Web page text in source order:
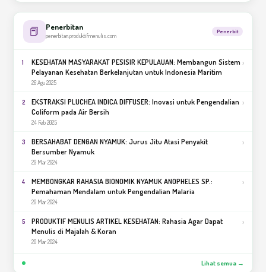
📕 Penerbitan
penerbitan.produktifmenulis.com
Penerbit
1
KESEHATAN MASYARAKAT PESISIR KEPULAUAN: Membangun Sistem
Pelayanan Kesehatan Berkelanjutan untuk Indonesia Maritim
26 Agu 2025
›
2
EKSTRAKSI PLUCHEA INDICA DIFFUSER: Inovasi untuk Pengendalian
Coliform pada Air Bersih
24 Feb 2025
›
3
BERSAHABAT DENGAN NYAMUK: Jurus Jitu Atasi Penyakit
Bersumber Nyamuk
20 Mar 2024
›
4
MEMBONGKAR RAHASIA BIONOMIK NYAMUK ANOPHELES SP.:
Pemahaman Mendalam untuk Pengendalian Malaria
20 Mar 2024
›
5
PRODUKTIF MENULIS ARTIKEL KESEHATAN: Rahasia Agar Dapat
Menulis di Majalah & Koran
20 Mar 2024
›
Lihat semua →